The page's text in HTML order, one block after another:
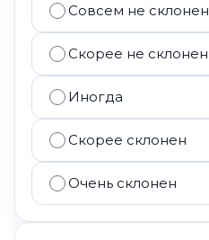
Совсем не склонен
Скорее не склонен
Иногда
Скорее склонен
Очень склонен